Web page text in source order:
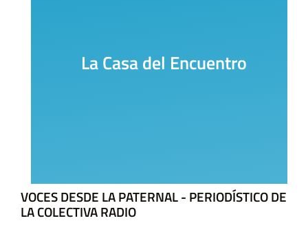
La Casa del Encuentro
VOCES DESDE LA PATERNAL - PERIODÍSTICO DE
LA COLECTIVA RADIO